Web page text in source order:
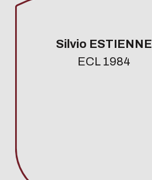
Silvio ESTIENNE
ECL 1984